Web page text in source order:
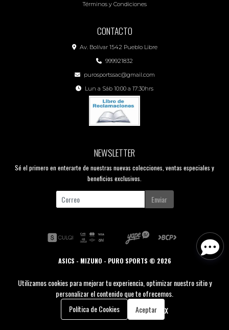
Términos y Condiciones
CONTACTO
Av. Bolívar 1542 Pueblo Libre
999921832
purosportssac@gmail.com
Lun a Sáb 10:00 a 17:30hrs
NEWSLETTER
Sé el primero en enterarte de nuestras nuevas colecciones, ventas especiales y
beneficios exclusivos.
Enviar
ASICS - MIZUNO - PURO SPORTS © 2026
0
Utilizamos cookies para mejorar tu experiencia, optimizar nuestro sitio y
personalizar el contenido que te ofrecemos.
Política de Cookies
Aceptar x